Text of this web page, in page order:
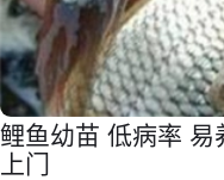
鲤鱼幼苗 低病率 易
上门